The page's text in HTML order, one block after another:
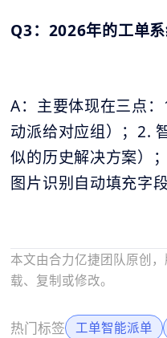
Q3：2026年的工单
A：主要体现在三点
动派给对应组）；2.
似的历史解决方案）
图片识别自动填充字段
本文由合力亿捷团队原创
载、复制或修改。
热门标签 工单智能派单